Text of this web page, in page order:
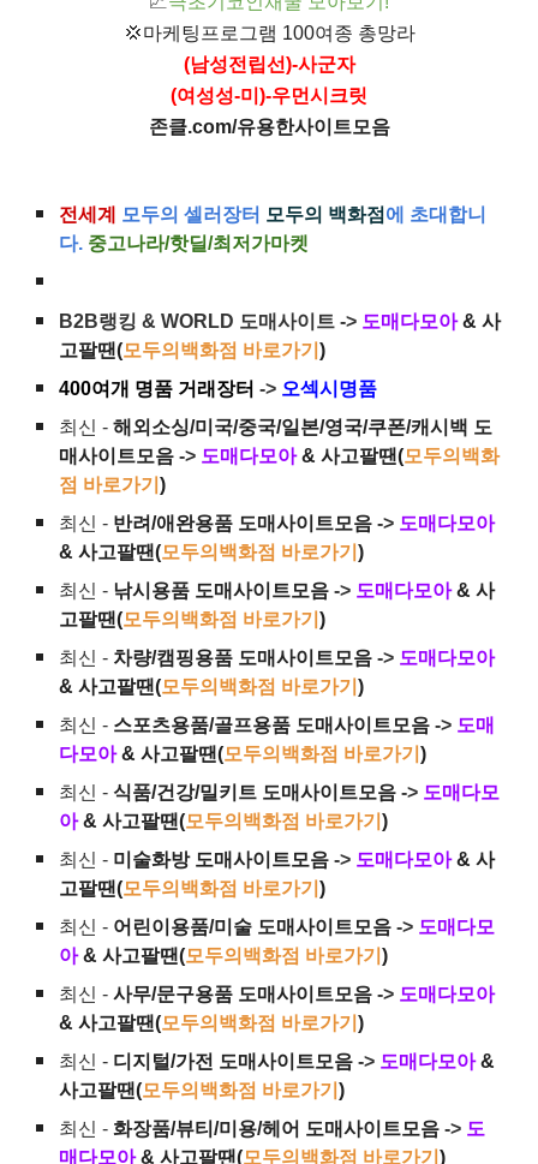
💢마케팅프로그램 100여종 총망라
(남성전립선)-사군자
(여성성-미)-우먼시크릿
존클.com/유용한사이트모음
전세계 모두의 셀러장터 모두의 백화점 에 초대합니
다. 중고나라/핫딜/최저가마켓
B2B랭킹 & WORLD 도매사이트 -> 도매다모아 & 사
고팔땐(모두의백화점 바로가기)
400여개 명품 거래장터 -> 오섹시명품
최신 -해외소싱/미국/중국/일본/영국/쿠폰/캐시백 도
매사이트모음 -> 도매다모아 & 사고팔땐(모두의백화
점 바로가기)
최신 - 반려/애완용품 도매사이트모음 -> 도매다모아
& 사고팔땐(모두의백화점 바로가기)
최신 - 낚시용품 도매사이트모음 -> 도매다모아 & 사
고팔땐(모두의백화점 바로가기)
최신 - 차량/캠핑용품 도매사이트모음 -> 도매다모아
& 사고팔땐(모두의백화점 바로가기)
최신 - 스포츠용품/골프용품 도매사이트모음 -> 도매
다모아 & 사고팔땐(모두의백화점 바로가기)
최신 - 식품/건강/밀키트 도매사이트모음 -> 도매다모
아 & 사고팔땐(모두의백화점 바로가기)
최신 - 미술화방 도매사이트모음 -> 도매다모아 & 사
고팔땐(모두의백화점 바로가기)
최신 - 어린이용품/미술 도매사이트모음 -> 도매다모
아 & 사고팔땐(모두의백화점 바로가기)
최신 -사무/문구용품 도매사이트모음 -> 도매다모아
& 사고팔땐(모두의백화점 바로가기)
최신 - 디지털/가전 도매사이트모음 -> 도매다모아 &
사고팔땐(모두의백화점 바로가기)
최신 -화장품/뷰티/미용/헤어 도매사이트모음 -> 도
매다모아 & 사고팔땐(모두의백화점 바로가기)